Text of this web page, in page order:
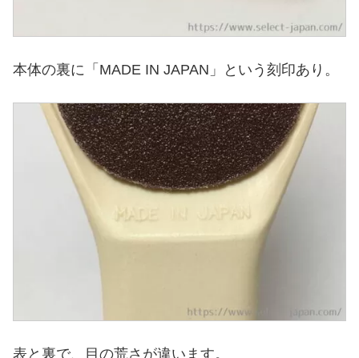
本体の裏に「MADE IN JAPAN」という刻印あり。
表と裏で、目の荒さが違います。